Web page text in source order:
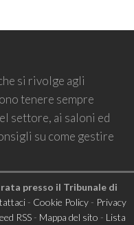
si rivolge agli
tenere sempre
settore, ai saloni ed
su come gestire
presso il Tribunale di
- Cookie Policy- Privacy
RSS- Mappa del sito - Lista